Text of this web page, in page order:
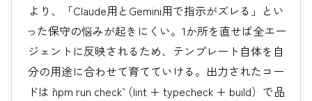
より、「Claude用とGemini用で指示がズレる」とい
った保守の悩みが起きにくい。1か所を直せば全エー
ジェントに反映されるため、テンプレート自体を自
分の用途に合わせて育てていける。出力されたコー
ドは `npm run check`（lint + typecheck + build）で品